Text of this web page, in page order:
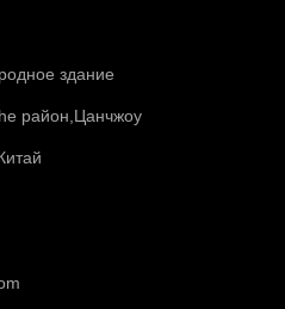
здание
район,Цанчжоу